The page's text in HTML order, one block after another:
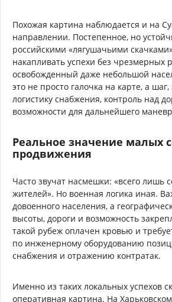
Похожая картина наблюдается и на
направлении. Постепенное, но
российскими «лягушачьими
накапливать успехи без чрезмерных
освобожденный даже небольшой
это не просто галочка на карте, а
логистику снабжения, контроль над
возможности для дальнейшего
Реальное значение малых
продвижения
Часто звучат насмешки: «всего лишь
жителей». Но военная логика иная.
довоенного населения, а
высоты, дороги и возможность
такой рубеж оплачен кровью и
по инженерному оборудованию
снабжения и отражению контратак.
Именно из таких локальных успехов
оперативная картина. На